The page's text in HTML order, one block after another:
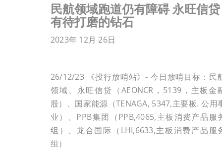
民航领域跑道仍有障碍 永旺信贷
有待打磨的钻石
2023年 12月 26日
26/12/23 《投行放哨站》- 今日放哨目标：民
领域、永旺信贷（AEONCR，5139，主板金
股）、国家能源（TENAGA, 5347,主要板. 公用
业）、PPB集团（PPB,4065,主板消费产品服
组）、龙合国际（LHI,6633,主板消费产品服
组）